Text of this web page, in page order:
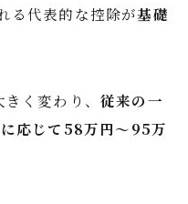
る代表的な控除が基礎
く変わり、 従来の一
応じて58万円〜95万